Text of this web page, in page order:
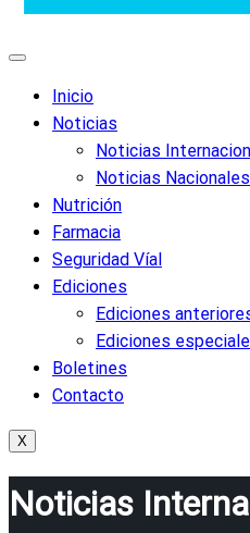
Inicio
Noticias
Noticias
Noticias Nacionales
Nutrición
Farmacia
Seguridad Víal
Ediciones
Ediciones
Ediciones
Boletines
Contacto
X
Noticias